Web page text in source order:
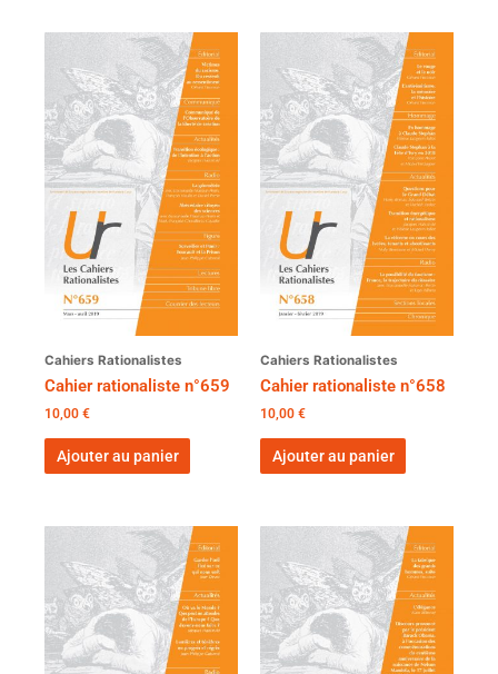
Cahiers Rationalistes
Cahier rationaliste n°659
10,00 €
Ajouter au panier
Cahiers Rationalistes
Cahier rationaliste n°658
10,00 €
Ajouter au panier